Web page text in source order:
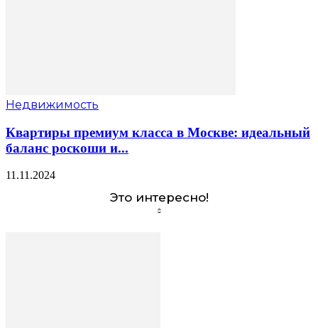
Недвижимость
Квартиры премиум класса в Москве: идеальный
баланс роскоши и...
11.11.2024
Это интересно!